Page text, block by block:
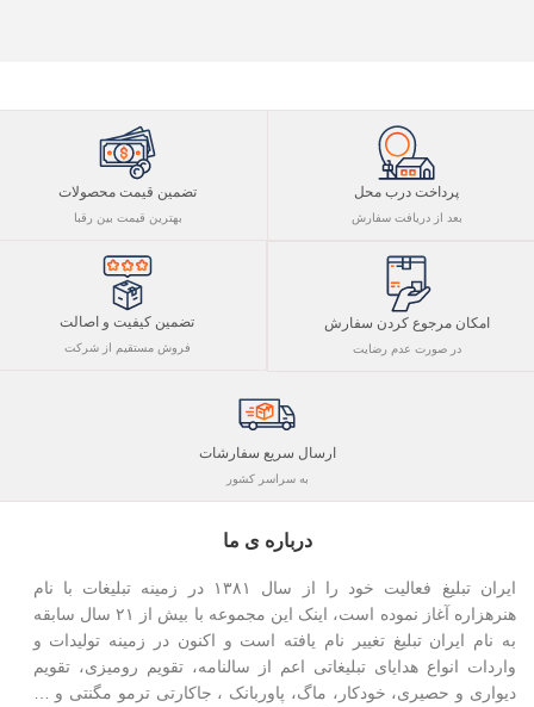
پرداخت درب محل
بعد از دریافت سفارش
تضمین قیمت محصولات
بهترین قیمت بین رقبا
امکان مرجوع کردن سفارش
در صورت عدم رضایت
تضمین کیفیت و اصالت
فروش مستقیم از شرکت
ارسال سریع سفارشات
به سراسر کشور
درباره ی ما
ایران تبلیغ فعالیت خود را از سال ۱۳۸۱ در زمینه تبلیغات با نام
هنرهزاره آغاز نموده است، اینک این مجموعه با بیش از ۲۱ سال سابقه
به نام ایران تبلیغ تغییر نام یافته است و اکنون در زمینه تولیدات و
واردات انواع هدایای تبلیغاتی اعم از سالنامه، تقویم رومیزی، تقویم
دیواری و حصیری، خودکار، ماگ، پاوربانک ، جاکارتی ترمو مگنتی و …